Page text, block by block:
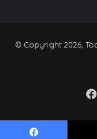
© Copyright 2026,